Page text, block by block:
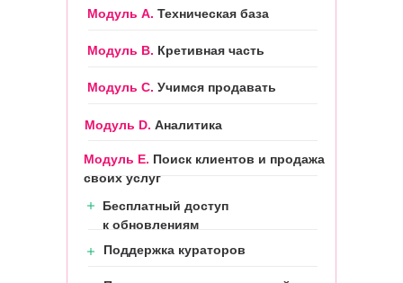
Модуль А. Техническая база
Модуль B. Кретивная часть
Модуль С. Учимся продавать
Бесплатный доступ
к обновлениям
Поддержка кураторов
Модуль Е. Поиск клиентов и продажа
своих услуг
Модуль D. Аналитика